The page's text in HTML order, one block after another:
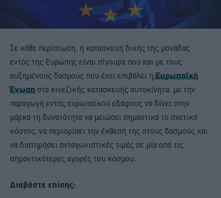
Σε κάθε περίπτωση, η κατασκευή δικής της μονάδας
εντός της Ευρώπης είναι σίγουρα που και με τους
αυξημένους δασμούς που έχει επιβάλει ηΕυρωπαϊκή
Ένωση στα κινεζικής κατασκευής αυτοκίνητα, με την
παραγωγή εντός ευρωπαϊκού εδάφους να δίνει στην
μάρκα τη δυνατότητα να μειώσει σημαντικά το σχετικό
κόστος, να περιορίσει την έκθεσή της στους δασμούς και
να διατηρήσει ανταγωνιστικές τιμές σε μία από τις
σημαντικότερες αγορές του κόσμου.
Διαβάστε επίσης: